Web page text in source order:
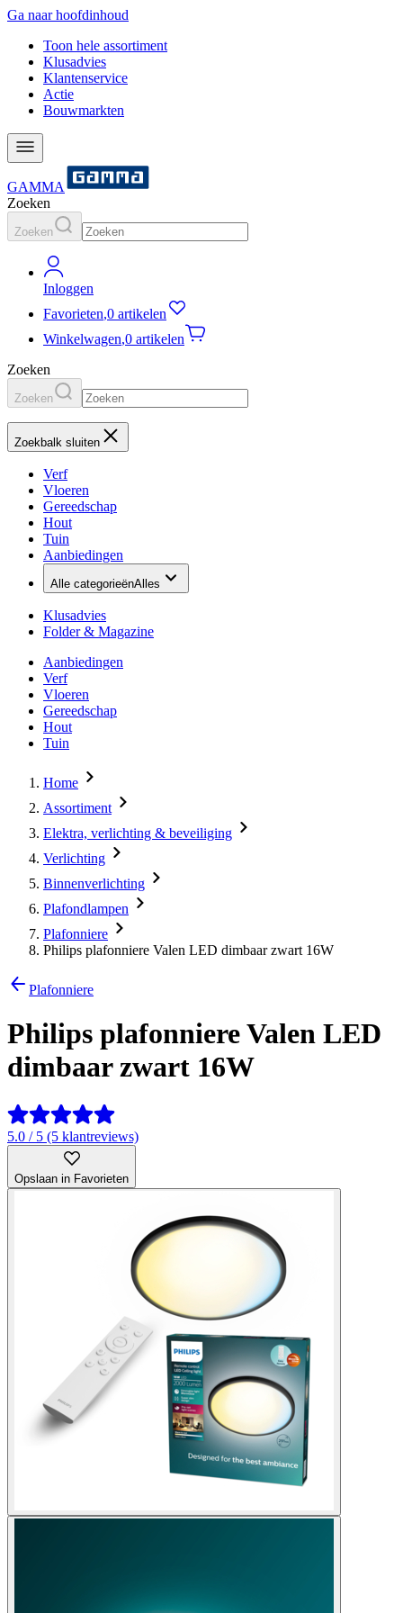
Ga naar hoofdinhoud
Toon hele assortiment
Klusadvies
Klantenservice
Actie
Bouwmarkten
GAMMA
Zoeken
Zoeken
Inloggen
Favorieten,0 artikelen
Winkelwagen,0 artikelen
Zoeken
Zoeken
Zoekbalk sluiten
Verf
Vloeren
Gereedschap
Hout
Tuin
Aanbiedingen
Alle categorieënAlles
Klusadvies
Folder & Magazine
Aanbiedingen
Verf
Vloeren
Gereedschap
Hout
Tuin
Home
Assortiment
Elektra, verlichting & beveiliging
Verlichting
Binnenverlichting
Plafondlampen
Plafonniere
Philips plafonniere Valen LED dimbaar zwart 16W
Plafonniere
Philips plafonniere Valen LED
dimbaar zwart 16W
5.0 / 5 (5 klantreviews)
Opslaan in Favorieten